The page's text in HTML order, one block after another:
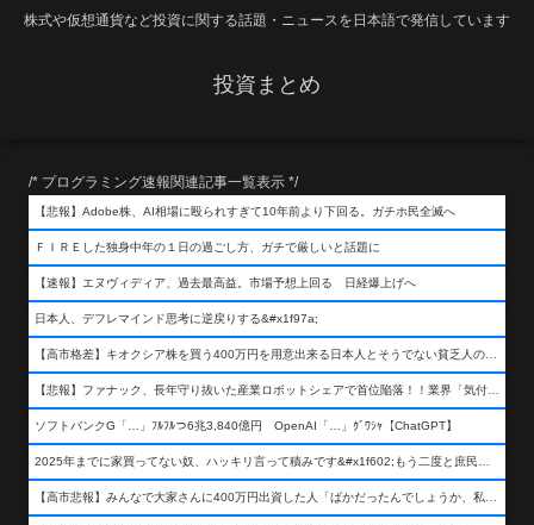
株式や仮想通貨など投資に関する話題・ニュースを日本語で発信しています
投資まとめ
/* プログラミング速報関連記事一覧表示 */
【悲報】Adobe株、AI相場に殴られすぎて10年前より下回る。ガチホ民全滅へ
ＦＩＲＥした独身中年の１日の過ごし方、ガチで厳しいと話題に
【速報】エヌヴィディア、過去最高益。市場予想上回る 日経爆上げへ
日本人、デフレマインド思考に逆戻りする&#x1f97a;
【高市格差】キオクシア株を買う400万円を用意出来る日本人とそうでない貧乏人の差が超広まるって事よ
【悲報】ファナック、長年守り抜いた産業ロボットシェアで首位陥落！！業界「気付いたら一気に抜かれていた…」
ソフトバンクG「…」ﾌﾙﾌﾙつ6兆3,840億円 OpenAI「…」ｸﾞﾜｼｬ【ChatGPT】
2025年までに家買ってない奴、ハッキリ言って積みです&#x1f602;もう二度と庶民が買える値段になりません&#x1f602;&#x1f602;&#x1f602;
【高市悲報】みんなで大家さんに400万円出資した人「ばかだったんでしょうか、私は&#x1f622;」